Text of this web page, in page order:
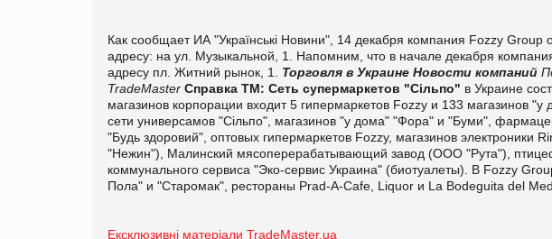
Как сообщает ИА "Українські Новини", 14 декабря компания Fozzy Group
адресу: на ул. Музыкальной, 1. Напомним, что в начале декабря
адресу пл. Житний рынок, 1. Торговля в Украине Новости компаний
TradeMaster Справка ТМ: Сеть супермаркетов "Сільпо" в Украине
магазинов корпорации входит 5 гипермаркетов Fozzy и 133 магазинов
сети универсамов "Сiльпо", магазинов "у дома" "Фора" и "Буми",
"Будь здоровий", оптовых гипермаркетов Fozzy, магазинов электроники
"Нежин"), Малинский мясоперерабатывающий завод (ООО "Рута"),
коммунального сервиса "Эко-сервис Украина" (биотуалеты). В Fozzy
Пола" и "Старомак", рестораны Prad-A-Cafe, Liquor и La Bodeguita del
Ексклюзивні матеріали TradeMaster.ua